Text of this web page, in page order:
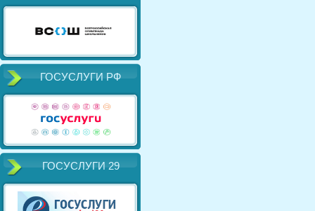
ГОСУСЛУГИ РФ
ГОСУСЛУГИ 29